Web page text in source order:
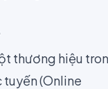
thương hiệu
tuyến (Online